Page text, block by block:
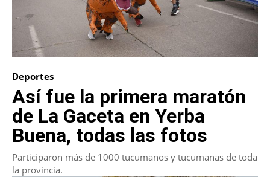
Deportes
Así fue la primera maratón
de La Gaceta en Yerba
Buena, todas las fotos
Participaron más de 1000 tucumanos y tucumanas de toda
la provincia.